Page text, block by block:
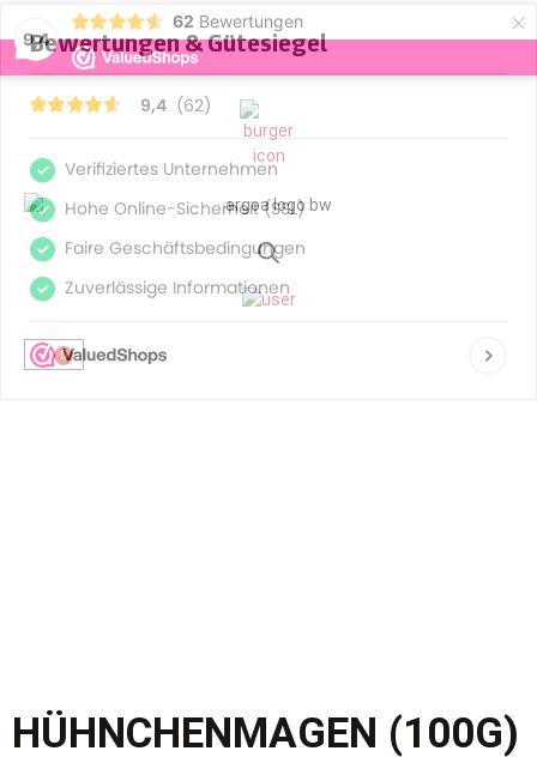
9,4
62 Bewertungen ×
Zoeken
0
HÜHNCHENMAGEN (100G)